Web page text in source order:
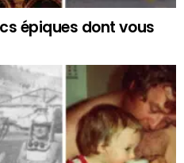
épiques dont vous